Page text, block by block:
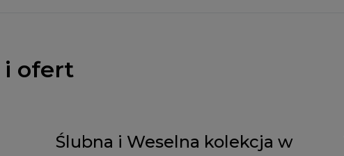
i ofert
Ślubna i Weselna kolekcja w